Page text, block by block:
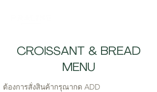
CROISSANT & BREAD
MENU
ต้องการสั่งสินค้ากรุณากด ADD